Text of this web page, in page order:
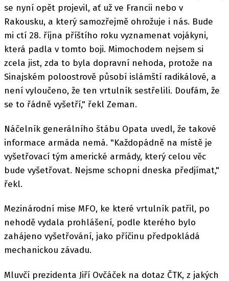
se nyní opět projevil, ať už ve Francii nebo v
Rakousku, a který samozřejmě ohrožuje i nás. Bude
mi ctí 28. října příštího roku vyznamenat vojákyni,
která padla v tomto boji. Mimochodem nejsem si
zcela jist, zda to byla dopravní nehoda, protože na
Sinajském poloostrově působí islámští radikálové, a
není vyloučeno, že ten vrtulník sestřelili. Doufám, že
se to řádně vyšetří," řekl Zeman.
Náčelník generálního štábu Opata uvedl, že takové
informace armáda nemá. "Každopádně na místě je
vyšetřovací tým americké armády, který celou věc
bude vyšetřovat. Nejsme schopni dneska předjímat,"
řekl.
Mezinárodní mise MFO, ke které vrtulník patřil, po
nehodě vydala prohlášení, podle kterého bylo
zahájeno vyšetřování, jako příčinu předpokládá
mechanickou závadu.
Mluvčí prezidenta Jiří Ovčáček na dotaz ČTK, z jakých